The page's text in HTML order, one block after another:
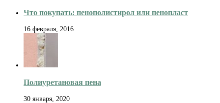
Что покупать: пенополистирол или пенопласт
16 февраля, 2016
Полиуретановая пена
30 января, 2020